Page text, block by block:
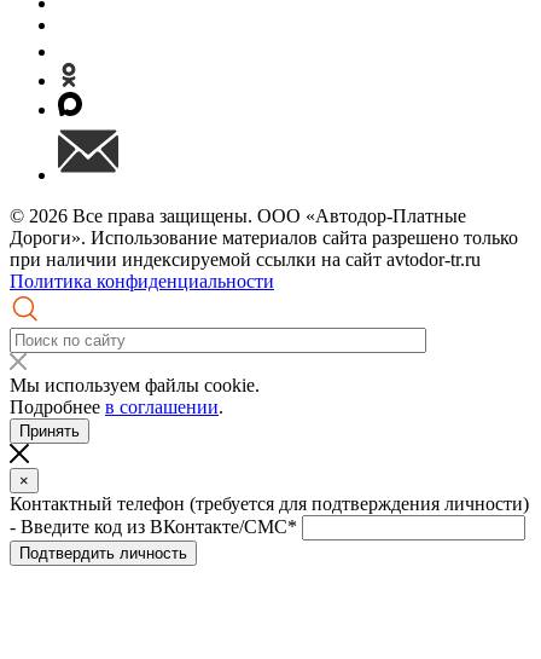
© 2026 Все права защищены. ООО «Автодор-Платные
Дороги». Использование материалов сайта разрешено только
при наличии индексируемой ссылки на сайт avtodor-tr.ru
Политика конфиденциальности
Мы используем файлы cookie.
Подробнее в соглашении.
Принять
×
Контактный телефон (требуется для подтверждения личности)
- Введите код из ВКонтакте/СМС*
Подтвердить личность